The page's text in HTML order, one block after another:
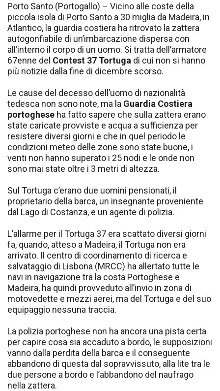
Porto Santo (Portogallo) – Vicino alle coste della
piccola isola di Porto Santo a 30 miglia da Madeira, in
Atlantico, la guardia costiera ha ritrovato la zattera
autogonfiabile di un’imbarcazione dispersa con
all’interno il corpo di un uomo. Si tratta dell’armatore
67enne del Contest 37 Tortuga di cui non si hanno
più notizie dalla fine di dicembre scorso.
Le cause del decesso dell’uomo di nazionalità
tedesca non sono note, ma la Guardia Costiera
portoghese ha fatto sapere che sulla zattera erano
state caricate provviste e acqua a sufficienza per
resistere diversi giorni e che in quel periodo le
condizioni meteo delle zone sono state buone, i
venti non hanno superato i 25 nodi e le onde non
sono mai state oltre i 3 metri di altezza.
Sul Tortuga c’erano due uomini pensionati, il
proprietario della barca, un insegnante proveniente
dal Lago di Costanza, e un agente di polizia.
L’allarme per il Tortuga 37 era scattato diversi giorni
fa, quando, atteso a Madeira, il Tortuga non era
arrivato. Il centro di coordinamento di ricerca e
salvataggio di Lisbona (MRCC) ha allertato tutte le
navi in navigazione tra la costa Portoghese e
Madeira, ha quindi provveduto all’invio in zona di
motovedette e mezzi aerei, ma del Tortuga e del suo
equipaggio nessuna traccia.
La polizia portoghese non ha ancora una pista certa
per capire cosa sia accaduto a bordo, le supposizioni
vanno dalla perdita della barca e il conseguente
abbandono di questa dal sopravvissuto, alla lite tra le
due persone a bordo e l’abbandono del naufrago
nella zattera.